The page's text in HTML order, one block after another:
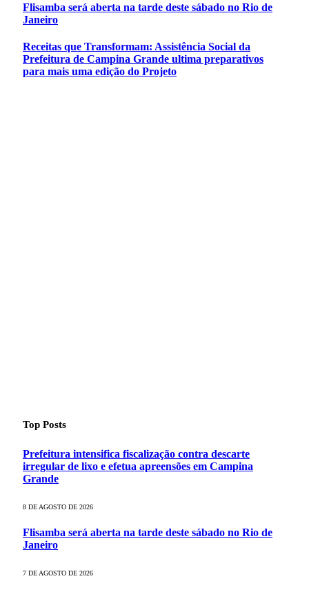
Flisamba será aberta na tarde deste sábado no Rio de
Janeiro
Receitas que Transformam: Assistência Social da
Prefeitura de Campina Grande ultima preparativos
para mais uma edição do Projeto
Top Posts
Prefeitura intensifica fiscalização contra descarte
irregular de lixo e efetua apreensões em Campina
Grande
8 DE AGOSTO DE 2026
Flisamba será aberta na tarde deste sábado no Rio de
Janeiro
7 DE AGOSTO DE 2026